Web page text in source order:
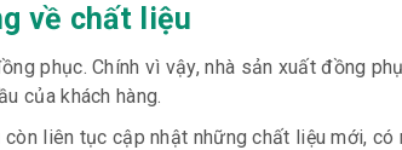
về chất liệu
phục. Chính vì vậy, nhà sản xuất đồng
của khách hàng.
liên tục cập nhật những chất liệu mới, có